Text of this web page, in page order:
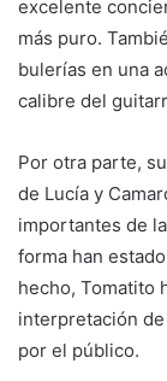
excelente
más puro.
bulerías en una
calibre del
Por otra parte,
de Lucía y
importantes de
forma han
hecho, Tomatito
interpretación
por el público.